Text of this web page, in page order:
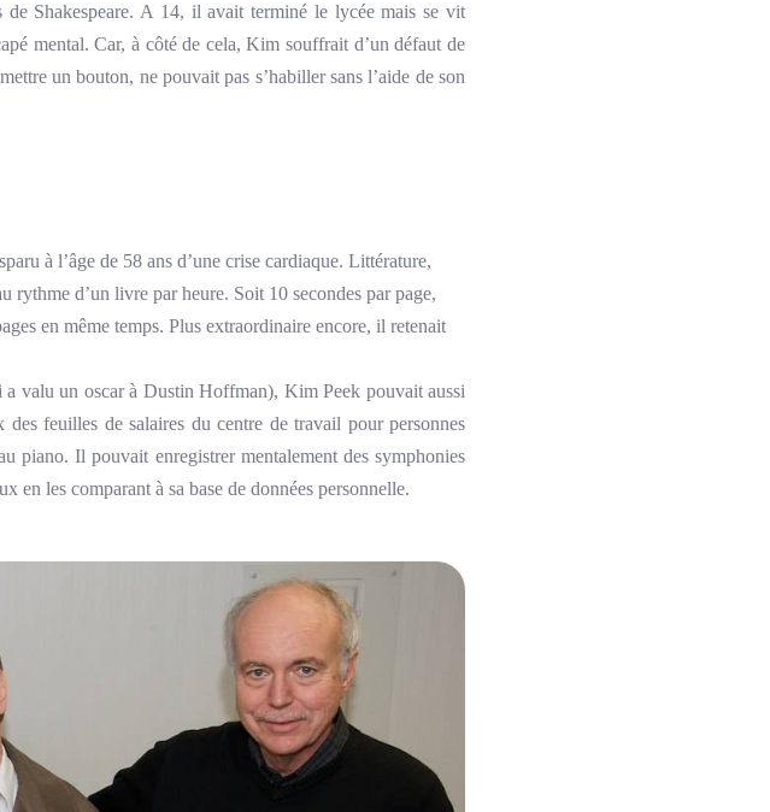
Shakespeare. A 14, il avait terminé le lycée mais se vit
mental. Car, à côté de cela, Kim souffrait d’un défaut de
un bouton, ne pouvait pas s’habiller sans l’aide de son
à l’âge de 58 ans d’une crise cardiaque. Littérature,
rythme d’un livre par heure. Soit 10 secondes par page,
en même temps. Plus extraordinaire encore, il retenait
un oscar à Dustin Hoffman), Kim Peek pouvait aussi
feuilles de salaires du centre de travail pour personnes
piano. Il pouvait enregistrer mentalement des symphonies
en les comparant à sa base de données personnelle.